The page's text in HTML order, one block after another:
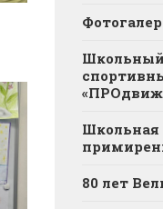
Школьный
Школьная
80 лет